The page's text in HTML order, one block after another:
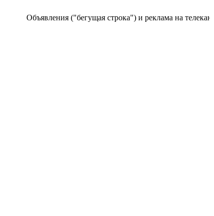
Объявления ("бегущая строка") и реклама на